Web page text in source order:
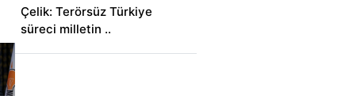
Çelik: Terörsüz Türkiye
süreci milletin ..